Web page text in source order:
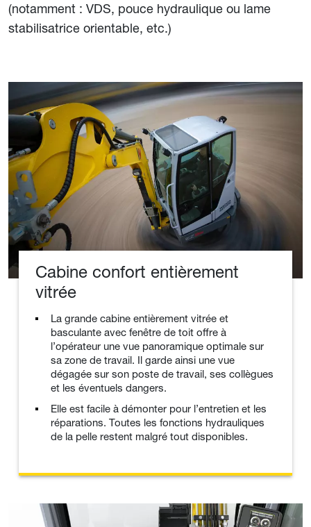
(notamment : VDS, pouce hydraulique ou lame
stabilisatrice orientable, etc.)
Cabine confort entièrement
vitrée
La grande cabine entièrement vitrée et
basculante avec fenêtre de toit offre à
l’opérateur une vue panoramique optimale sur
sa zone de travail. Il garde ainsi une vue
dégagée sur son poste de travail, ses collègues
et les éventuels dangers.
Elle est facile à démonter pour l’entretien et les
réparations. Toutes les fonctions hydrauliques
de la pelle restent malgré tout disponibles.